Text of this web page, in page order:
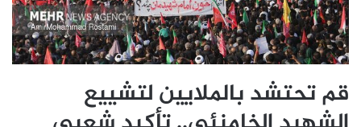
قم تحتشد بالملايين لتشييع